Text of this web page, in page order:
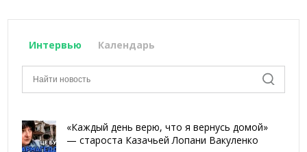
Интервью Календарь
«Каждый день верю, что я вернусь домой»
— староста Казачьей Лопани Вакуленко